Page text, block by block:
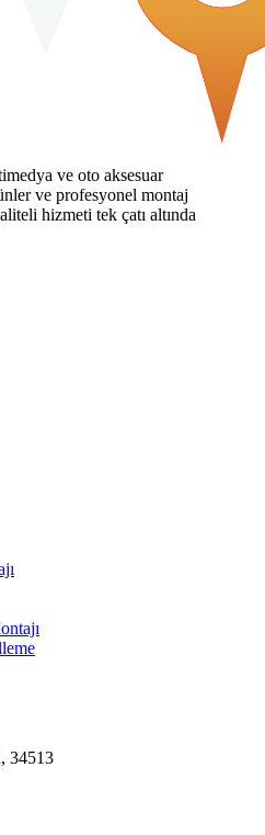
ve oto aksesuar
ve profesyonel montaj
hizmeti tek çatı altında
34513